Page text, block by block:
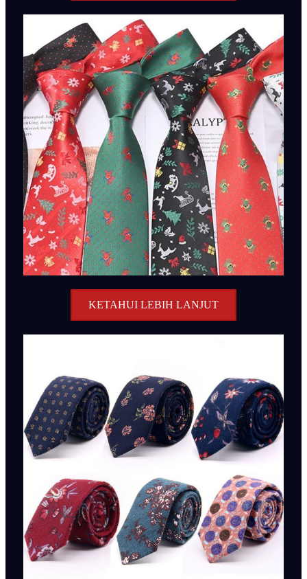
KETAHUI LEBIH LANJUT